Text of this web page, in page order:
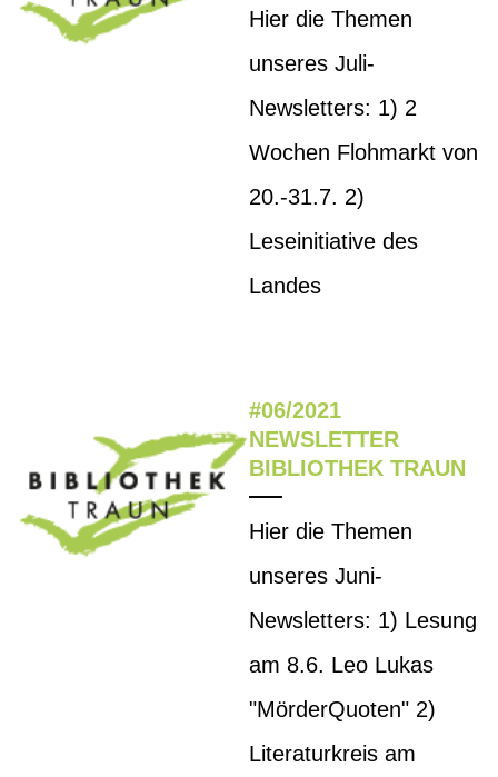
Hier die Themen
unseres Juli-
Newsletters: 1) 2
Wochen Flohmarkt von
20.-31.7. 2)
Leseinitiative des
Landes
#06/2021
NEWSLETTER
BIBLIOTHEK TRAUN
Hier die Themen
unseres Juni-
Newsletters: 1) Lesung
am 8.6. Leo Lukas
"MörderQuoten" 2)
Literaturkreis am